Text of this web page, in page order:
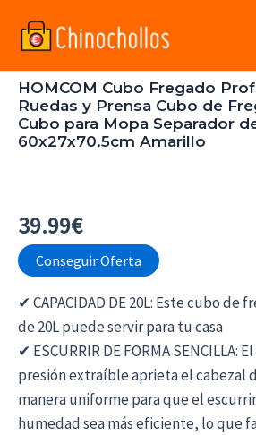
HOMCOM Cubo Fregado
Ruedas y Prensa Cubo de
Cubo para Mopa Separador
60x27x70.5cm Amarillo
39.99€
Conseguir Oferta
✔ CAPACIDAD DE 20L: Este cubo de
de 20L puede servir para tu casa
✔ ESCURRIR DE FORMA SENCILLA:
presión extraíble aprieta el cabezal
manera uniforme para que el
humedad sea más eficiente, lo que